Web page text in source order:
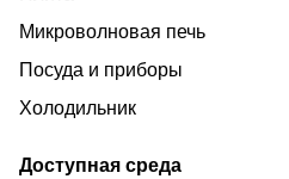
Микроволновая печь
Посуда и приборы
Холодильник
Доступная среда